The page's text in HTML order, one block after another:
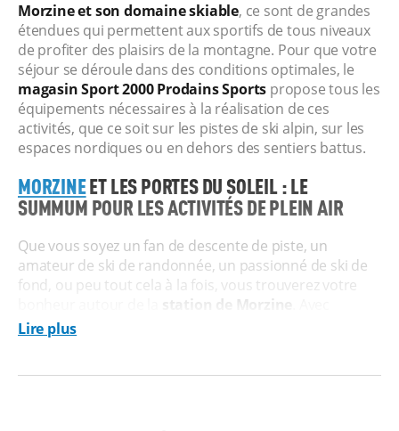
Morzine et son domaine skiable, ce sont de grandes
étendues qui permettent aux sportifs de tous niveaux
de profiter des plaisirs de la montagne. Pour que votre
séjour se déroule dans des conditions optimales, le
magasin Sport 2000 Prodains Sports propose tous les
équipements nécessaires à la réalisation de ces
activités, que ce soit sur les pistes de ski alpin, sur les
espaces nordiques ou en dehors des sentiers battus.
MORZINEET LES PORTES DU SOLEIL : LE
SUMMUM POUR LES ACTIVITÉS DE PLEIN AIR
Que vous soyez un fan de descente de piste, un
amateur de ski de randonnée, un passionné de ski de
fond, ou peu tout cela à la fois, vous trouverez votre
station de Morzine
presque 300 pistes
longueurs de descente et des paysages très divers,
Lire plus